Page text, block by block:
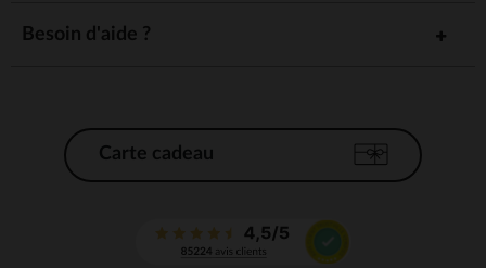
Besoin d'aide ?
Carte cadeau